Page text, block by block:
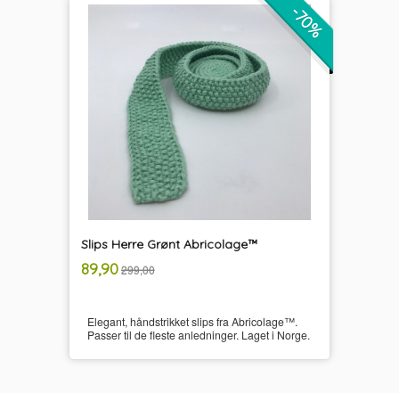
Slips Herre Grønt Abricolage™
Tilbud
89,90299,00
-70%
mva.
Elegant, håndstrikket slips fra Abricolage™.
Passer til de fleste anledninger. Laget i Norge.